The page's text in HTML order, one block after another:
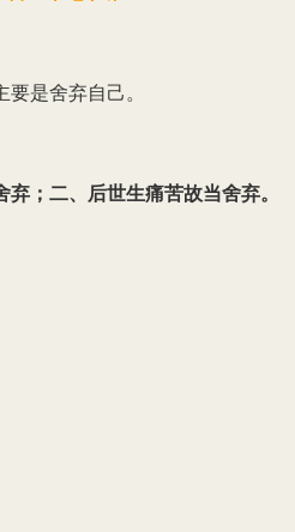
是舍弃自己。
；二、后世生痛苦故当舍弃。